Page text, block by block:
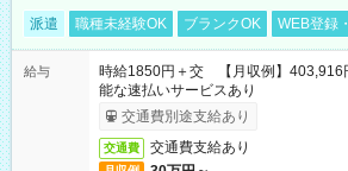
派遣 職種未経験OK ブランクOK WEB登録
給与
時給1850円＋交 【月収例】
能な速払いサービスあり
交通費別途支給あり
交通費 交通費支給あり